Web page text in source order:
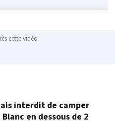
cette vidéo
interdit de camper
en dessous de 2